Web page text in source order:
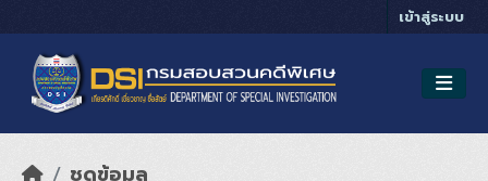
เข้าสู่ระบบ
ชุดข้อมูล